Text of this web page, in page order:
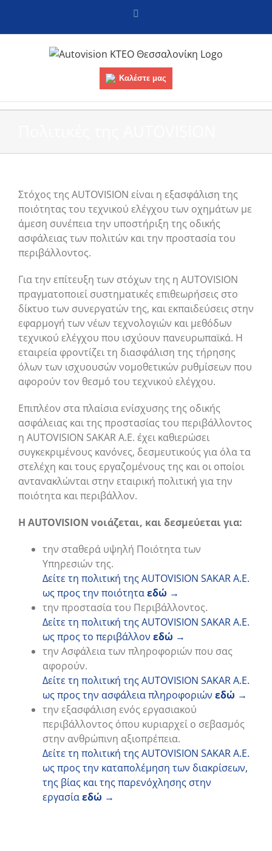
content
Καλέστε μας
Στόχος της AUTOVISION είναι η εξασφάλιση της
ποιότητας του τεχνικού ελέγχου των οχημάτων με
άμεση συνέπεια την υποστήριξη της οδικής
ασφάλειας των πολιτών και την προστασία του
περιβάλλοντος.
Για την επίτευξη των στόχων της η AUTOVISION
πραγματοποιεί συστηματικές επιθεωρήσεις στο
δίκτυο των συνεργατών της, και εκπαιδεύσεις στην
εφαρμογή των νέων τεχνολογιών και μεθόδων
τεχνικού ελέγχου που ισχύουν πανευρωπαϊκά. Η
εταιρεία φροντίζει τη διασφάλιση της τήρησης
όλων των ισχυουσών νομοθετικών ρυθμίσεων που
αφορούν τον θεσμό του τεχνικού ελέγχου.
Επιπλέον στα πλαίσια ενίσχυσης της οδικής
ασφάλειας και της προστασίας του περιβάλλοντος
η AUTOVISION SAKAR A.Ε. έχει καθιερώσει
συγκεκριμένους κανόνες, δεσμευτικούς για όλα τα
στελέχη και τους εργαζομένους της και οι οποίοι
αντανακλώνται στην εταιρική πολιτική για την
ποιότητα και περιβάλλον.
Η AUTOVISION νοιάζεται, και δεσμεύεται για:
την σταθερά υψηλή Ποιότητα των
Υπηρεσιών της.
Δείτε τη πολιτική της AUTOVISION SAKAR A.E.
ως προς την ποιότηταεδώ →
την προστασία του Περιβάλλοντος.
Δείτε τη πολιτική της AUTOVISION SAKAR A.E.
ως προς το περιβάλλον εδώ →
την Ασφάλεια των πληροφοριών που σας
αφορούν.
Δείτε τη πολιτική της AUTOVISION SAKAR A.E.
ως προς την ασφάλεια πληροφοριών εδώ →
την εξασφάλιση ενός εργασιακού
περιβάλλοντος όπου κυριαρχεί ο σεβασμός
στην ανθρώπινη αξιοπρέπεια.
Δείτε τη πολιτική της AUTOVISION SAKAR A.E.
ως προς την καταπολέμηση των διακρίσεων,
της βίας και της παρενόχλησης στην
εργασίαεδώ →